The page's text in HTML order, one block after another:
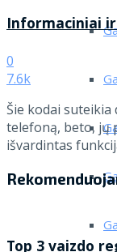
Informaciniai
0
7.6k
Šie kodai
telefoną, beto, jų
išvardintas